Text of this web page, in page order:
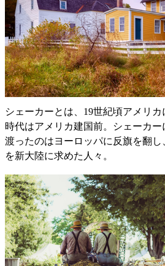
シェーカーとは、19世紀頃アメリカ
時代はアメリカ建国前。シェーカ
渡ったのはヨーロッパに反旗を翻
を新大陸に求めた人々。